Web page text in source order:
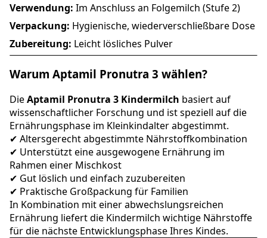
Verwendung: Im Anschluss an Folgemilch (Stufe 2)
Verpackung: Hygienische, wiederverschließbare Dose
Zubereitung: Leicht lösliches Pulver
Warum Aptamil Pronutra 3 wählen?
DieAptamil Pronutra 3 Kindermilch basiert auf
wissenschaftlicher Forschung und ist speziell auf die
Ernährungsphase im Kleinkindalter abgestimmt.
✔ Altersgerecht abgestimmte Nährstoffkombination
✔ Unterstützt eine ausgewogene Ernährung im
Rahmen einer Mischkost
✔ Gut löslich und einfach zuzubereiten
✔ Praktische Großpackung für Familien
In Kombination mit einer abwechslungsreichen
Ernährung liefert die Kindermilch wichtige Nährstoffe
für die nächste Entwicklungsphase Ihres Kindes.